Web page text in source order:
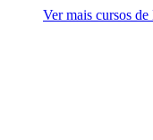
Ver mais cursos de